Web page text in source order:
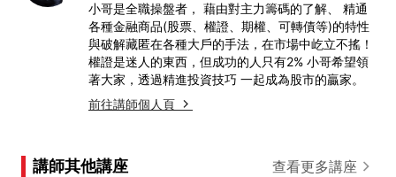
小哥是全職操盤者， 藉由對主力籌碼的了解、 精通
各種金融商品(股票、權證、期權、可轉債等)的特性
與破解藏匿在各種大戶的手法，在市場中屹立不搖！
權證是迷人的東西，但成功的人只有2% 小哥希望領
著大家，透過精進投資技巧 一起成為股市的贏家。
前往講師個人頁
講師其他講座 查看更多講座